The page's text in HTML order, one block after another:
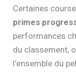
Certaines
primes
performances
du classement,
l’ensemble du